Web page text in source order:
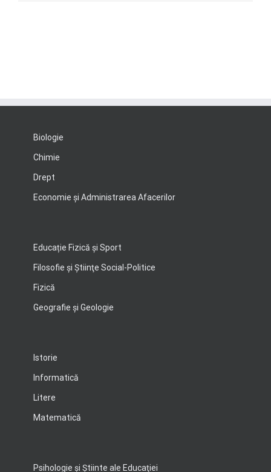
Biologie
Chimie
Drept
Economie şi Administrarea Afacerilor
Educație Fizică și Sport
Filosofie şi Ştiinţe Social-Politice
Fizică
Geografie şi Geologie
Istorie
Informatică
Litere
Matematică
Psihologie şi Ştiinte ale Educaţiei